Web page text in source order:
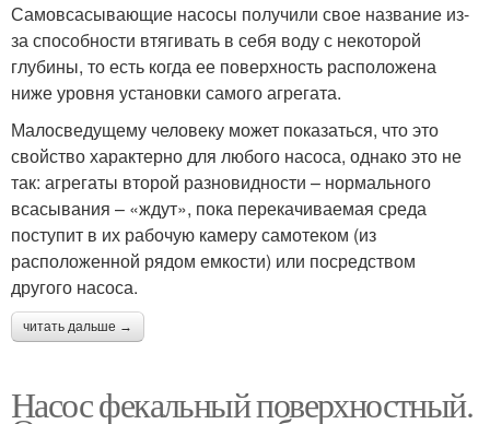
Самовсасывающие насосы получили свое название из-
за способности втягивать в себя воду с некоторой
глубины, то есть когда ее поверхность расположена
ниже уровня установки самого агрегата.
Малосведущему человеку может показаться, что это
свойство характерно для любого насоса, однако это не
так: агрегаты второй разновидности – нормального
всасывания – «ждут», пока перекачиваемая среда
поступит в их рабочую камеру самотеком (из
расположенной рядом емкости) или посредством
другого насоса.
читать дальше →
Насос фекальный поверхностный.